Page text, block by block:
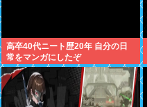
高卒40代ニート歴20年 自分の日
常をマンガにしたぞ